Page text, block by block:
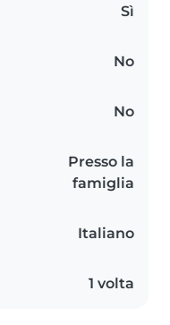
Sì
No
No
Presso la
famiglia
Italiano
1 volta